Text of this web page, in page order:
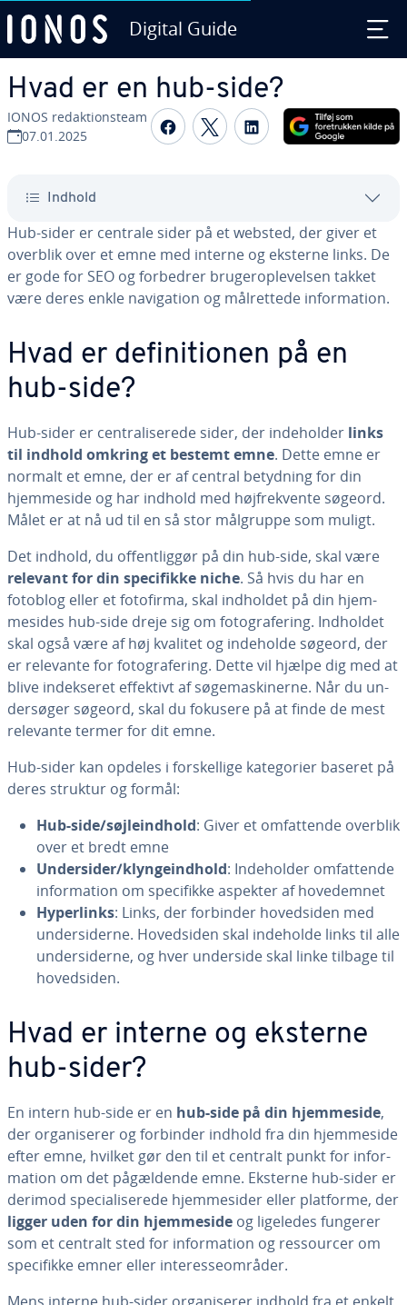
Digital Guide
Hvad er en hub-side?
IONOS re­dak­tions­team
07.01.2025
Del på Facebook
Del på Twitter
Del på LinkedIn
Indhold
Hub-sider er centrale sider på et websted, der giver et
overblik over et emne med interne og eksterne links. De
er gode for SEO og forbedrer bru­gero­p­le­vel­sen takket
være deres enkle navi­ga­tion og må­l­ret­te­de in­for­ma­tion.
Hvad er de­fi­ni­tio­nen på en
hub-side?
Hub-sider er cen­tra­li­se­re­de sider, der in­de­hol­der links
til indhold omkring et bestemt emne. Dette emne er
normalt et emne, der er af central betydning for din
hjem­mesi­de og har indhold med højfre­kven­te søgeord.
Målet er at nå ud til en så stor målgruppe som muligt.
Det indhold, du of­fent­lig­gør på din hub-side, skal være
relevant for din spe­ci­fik­ke niche. Så hvis du har en
fotoblog eller et fotofirma, skal indholdet på din hjem­
mesi­des hub-side dreje sig om fo­to­gra­fe­ring. Indholdet
skal også være af høj kvalitet og indeholde søgeord, der
er relevante for fo­to­gra­fe­ring. Dette vil hjælpe dig med at
blive in­dek­se­ret effektivt af sø­ge­ma­ski­ner­ne. Når du un­
der­sø­ger søgeord, skal du fokusere på at finde de mest
relevante termer for dit emne.
Hub-sider kan opdeles i for­skel­li­ge ka­te­go­ri­er baseret på
deres struktur og formål:
Hub-side/søj­le­ind­hold: Giver et om­fat­ten­de overblik
over et bredt emne
Un­der­si­der/klyn­ge­ind­hold: In­de­hol­der om­fat­ten­de
in­for­ma­tion om spe­ci­fik­ke aspekter af ho­ve­d­em­net
Hy­per­links: Links, der forbinder ho­ved­si­den med
un­der­si­der­ne. Ho­ved­si­den skal indeholde links til alle
un­der­si­der­ne, og hver underside skal linke tilbage til
ho­ved­si­den.
Hvad er interne og eksterne
hub-sider?
En intern hub-side er en hub-side på din hjem­mesi­de,
der or­ga­ni­se­rer og forbinder indhold fra din hjem­mesi­de
efter emne, hvilket gør den til et centralt punkt for in­for­
ma­tion om det på­gæl­den­de emne. Eksterne hub-sider er
derimod spe­ci­a­li­se­re­de hjem­mesi­der eller platforme, der
ligger uden for din hjem­mesi­de og ligeledes fungerer
som et centralt sted for in­for­ma­tion og res­sour­cer om
spe­ci­fik­ke emner eller in­ter­es­se­om­rå­der.